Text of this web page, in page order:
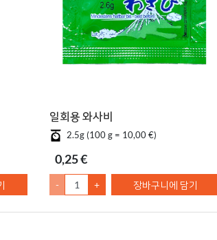
일회용 와사비
2.5g (100 g = 10,00 €)
0,25 €
- + 장바구니에 담기